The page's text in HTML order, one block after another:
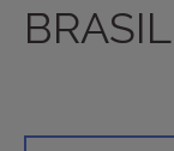
BRASIL